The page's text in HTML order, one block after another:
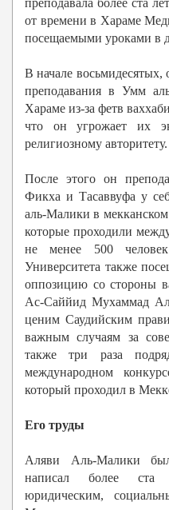
преподавала более ста
от времени в Хараме
посещаемыми уроками в
В начале восьмидесятых,
преподавания в Умм
Хараме из-за фетв
что он угрожает их
религиозному авторитету.
После этого он
Фикха и Тасаввуфа у
аль-Малики в
которые проходили
не менее 500
Университета также
оппозицию со стороны
Ас-Саййид Мухаммад
ценим Саудийским
важным случаям за
также три раза
международном
который проходил в
Его труды
Аляви Аль-Малики
написал более ста
юридическим,